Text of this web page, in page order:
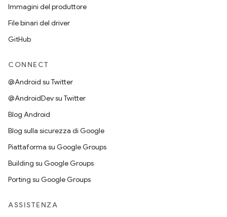
Immagini del produttore
File binari del driver
GitHub
CONNECT
@Android su Twitter
@AndroidDev su Twitter
Blog Android
Blog sulla sicurezza di Google
Piattaforma su Google Groups
Building su Google Groups
Porting su Google Groups
ASSISTENZA